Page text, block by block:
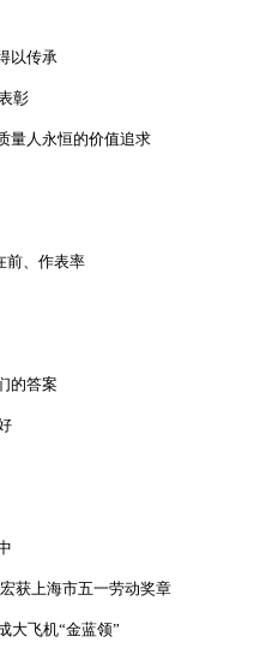
以传承
彰
量人永恒的价值追求
前、作表率
的答案
获上海市五一劳动奖章
大飞机“金蓝领”